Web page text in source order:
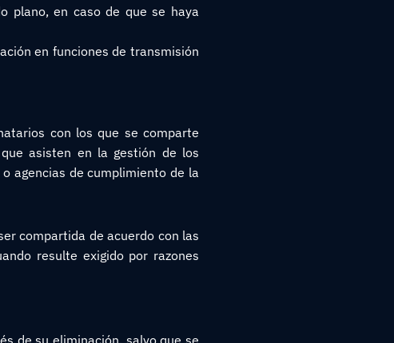
plano, en caso de que se haya
en funciones de transmisión
con los que se comparte
asisten en la gestión de los
agencias de cumplimiento de la
compartida de acuerdo con las
resulte exigido por razones
de su eliminación, salvo que se